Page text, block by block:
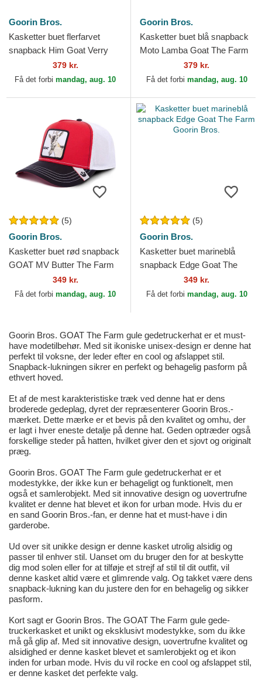
Goorin Bros.
Kasketter buet flerfarvet
snapback Him Goat Verry
Dapper The Farm Goorin
Bros.
379 kr.
Få det forbi mandag, aug. 10
Goorin Bros.
Kasketter buet blå snapback
Moto Lamba Goat The Farm
Goorin Bros.379 kr.
Få det forbi mandag, aug. 10
(5)
Goorin Bros.
Kasketter buet rød snapback
GOAT MV Butter The Farm
MVP The Farm Goorin Bros.
349 kr.
Få det forbi mandag, aug. 10
(5)
Goorin Bros.
Kasketter buet marineblå
snapback Edge Goat The
Farm Goorin Bros.
349 kr.
Få det forbi mandag, aug. 10
Goorin Bros. GOAT The Farm gule gedetruckerhat er et must-
have modetilbehør. Med sit ikoniske unisex-design er denne hat
perfekt til voksne, der leder efter en cool og afslappet stil.
Snapback-lukningen sikrer en perfekt og behagelig pasform på
ethvert hoved.
Et af de mest karakteristiske træk ved denne hat er dens
broderede gedeplag, dyret der repræsenterer Goorin Bros.-
mærket. Dette mærke er et bevis på den kvalitet og omhu, der
er lagt i hver eneste detalje på denne hat. Geden optræder også
forskellige steder på hatten, hvilket giver den et sjovt og originalt
præg.
Goorin Bros. GOAT The Farm gule gedetruckerhat er et
modestykke, der ikke kun er behageligt og funktionelt, men
også et samlerobjekt. Med sit innovative design og uovertrufne
kvalitet er denne hat blevet et ikon for urban mode. Hvis du er
en sand Goorin Bros.-fan, er denne hat et must-have i din
garderobe.
Ud over sit unikke design er denne kasket utrolig alsidig og
passer til enhver stil. Uanset om du bruger den for at beskytte
dig mod solen eller for at tilføje et strejf af stil til dit outfit, vil
denne kasket altid være et glimrende valg. Og takket være dens
snapback-lukning kan du justere den for en behagelig og sikker
pasform.
Kort sagt er Goorin Bros. The GOAT The Farm gule gede-
truckerkasket et unikt og eksklusivt modestykke, som du ikke
må gå glip af. Med sit innovative design, uovertrufne kvalitet og
alsidighed er denne kasket blevet et samlerobjekt og et ikon
inden for urban mode. Hvis du vil rocke en cool og afslappet stil,
er denne kasket det perfekte valg.